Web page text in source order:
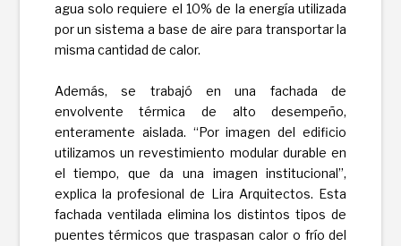
agua solo requiere el 10% de la energía utilizada
por un sistema a base de aire para transportar la
misma cantidad de calor.
Además, se trabajó en una fachada de
envolvente térmica de alto desempeño,
enteramente aislada. “Por imagen del edificio
utilizamos un revestimiento modular durable en
el tiempo, que da una imagen institucional”,
explica la profesional de Lira Arquitectos. Esta
fachada ventilada elimina los distintos tipos de
puentes térmicos que traspasan calor o frío del